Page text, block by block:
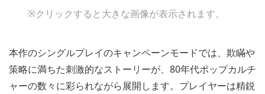
※クリックすると大きな画像が表示されます。
本作のシングルプレイのキャンペーンモードでは、欺瞞や
策略に満ちた刺激的なストーリーが、80年代ポップカルチ
ャーの数々に彩られながら展開します。プレイヤーは精鋭